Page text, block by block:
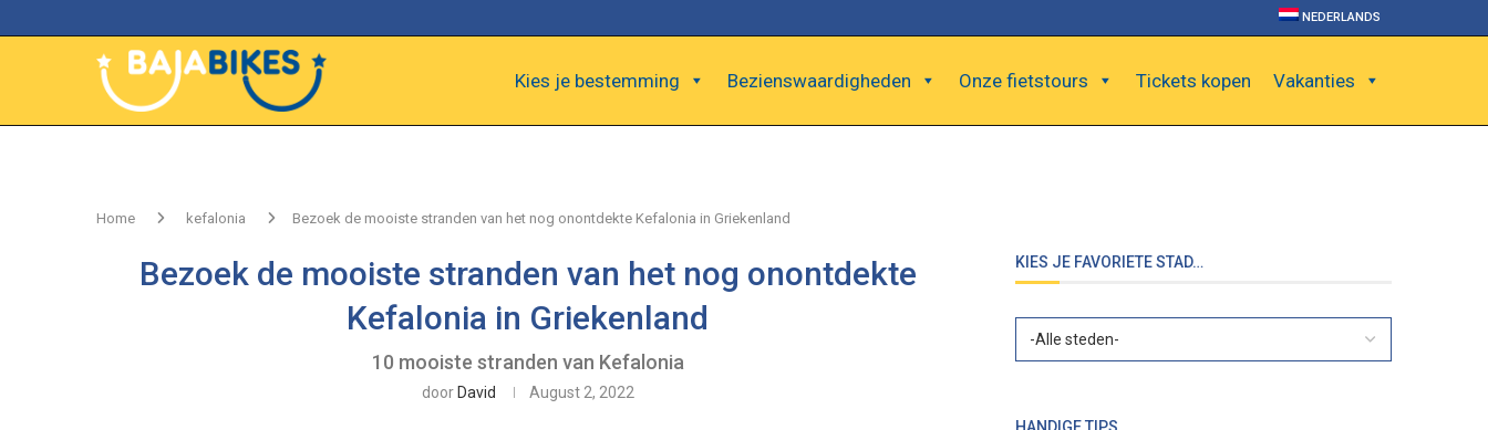
NEDERLANDS
Kies je bestemming Bezienswaardigheden Onze fietstours Tickets kopen Vakanties
Home kefalonia Bezoek de mooiste stranden van het nog onontdekte Kefalonia in Griekenland
Bezoek de mooiste stranden van het nog onontdekte
Kefalonia in Griekenland
10 mooiste stranden van Kefalonia
door David August 2, 2022
KIES JE FAVORIETE STAD…